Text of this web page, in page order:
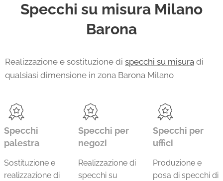
Specchi su misura Milano
Barona
Realizzazione e sostituzione di specchi su misura di
qualsiasi dimensione in zona Barona Milano
Specchi
palestra
Sostituzione e
realizzazione di
Specchi per
negozi
Realizzazione di
specchi su
Specchi per
uffici
Produzione e
posa di specchi di